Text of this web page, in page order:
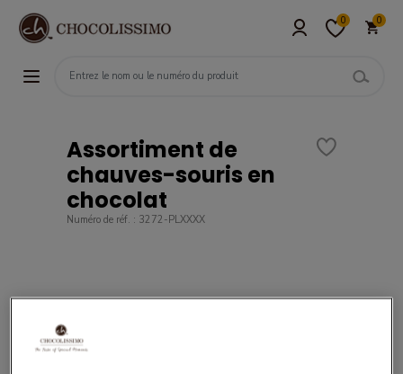
0 0
Assortiment de
chauves-souris en
chocolat
Numéro de réf. : 3272-PLXXXX